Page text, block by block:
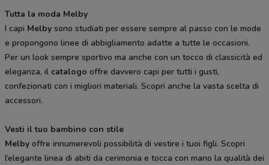
Tutta la moda Melby
I capi Melby sono studiati per essere sempre al passo con le mode
e propongono linee di abbigliamento adatte a tutte le occasioni.
Per un look sempre sportivo ma anche con un tocco di classicità ed
eleganza, il catalogo offre davvero capi per tutti i gusti,
confezionati con i migliori materiali. Scopri anche la vasta scelta di
accessori.
Vesti il tuo bambino con stile
Melby offre innumerevoli possibilità di vestire i tuoi figli. Scopri
l’elegante linea di abiti da cerimonia e tocca con mano la qualità dei